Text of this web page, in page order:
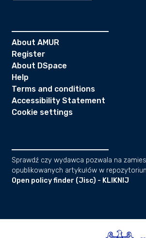
About AMUR
Register
About DSpace
Help
Terms and conditions
Accessibility Statement
Cookie settings
Sprawdź czy wydawca pozwala na
opublikowanych artykułów w
Open policy finder (Jisc) - KLIKNIJ